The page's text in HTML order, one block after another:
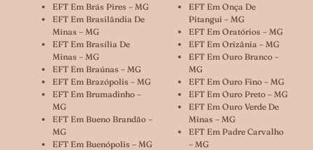
EFT Em Brás Pires – MG
EFT Em Brasilândia De
Minas – MG
EFT Em Brasília De
Minas – MG
EFT Em Braúnas – MG
EFT Em Brazópolis – MG
EFT Em Brumadinho –
MG
EFT Em Bueno Brandão –
MG
EFT Em Buenópolis – MG
EFT Em Onça De
Pitangui – MG
EFT Em Oratórios – MG
EFT Em Orizânia – MG
EFT Em Ouro Branco –
MG
EFT Em Ouro Fino – MG
EFT Em Ouro Preto – MG
EFT Em Ouro Verde De
Minas – MG
EFT Em Padre Carvalho
– MG